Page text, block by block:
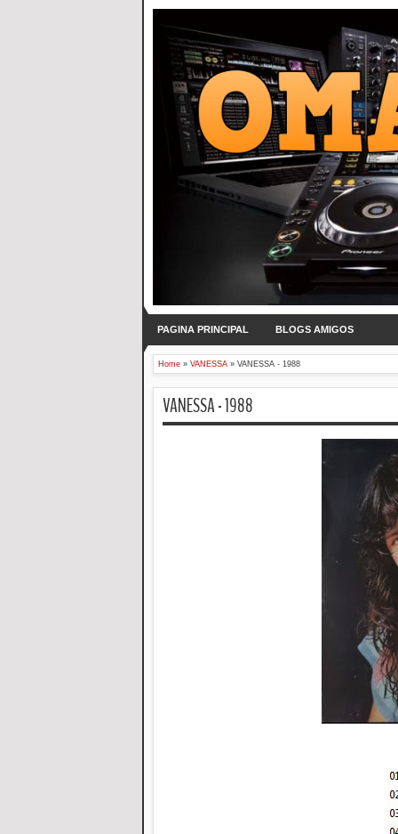
PAGINA PRINCIPAL BLOGS AMIGOS
Home » VANESSA » VANESSA - 1988
VANESSA - 1988